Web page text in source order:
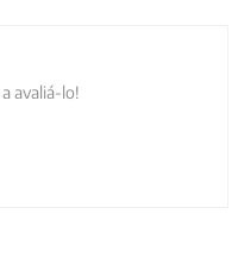
avaliá-lo!